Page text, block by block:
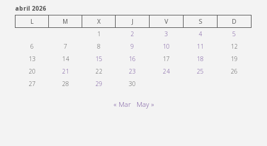
abril 2026
L
M X J V S
D
1
2 3 4
5
6
7 8 9 10 11
12
13
14 15 16 17 18
19
20
21 22 23 24 25
26
27
28 29 30
« Mar May »